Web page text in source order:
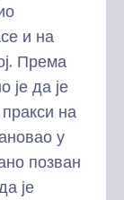
и на
Према
је да је
на
у
позван
је